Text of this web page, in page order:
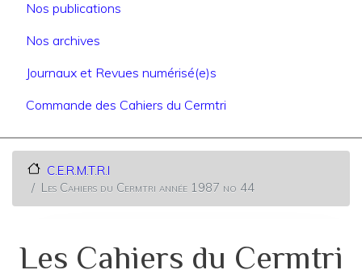
Nos publications
Nos archives
Journaux et Revues numérisé(e)s
Commande des Cahiers du Cermtri
C.E.R.M.T.R.I
Les Cahiers du Cermtri année 1987 no 44
Les Cahiers du Cermtri